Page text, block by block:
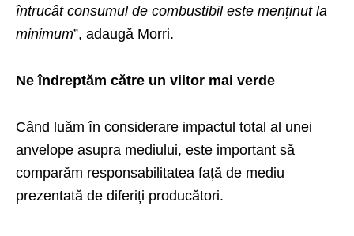
întrucât consumul de combustibil este menținut la
minimum”, adaugă Morri.
Ne îndreptăm către un viitor mai verde
Când luăm în considerare impactul total al unei
anvelope asupra mediului, este important să
comparăm responsabilitatea față de mediu
prezentată de diferiți producători.